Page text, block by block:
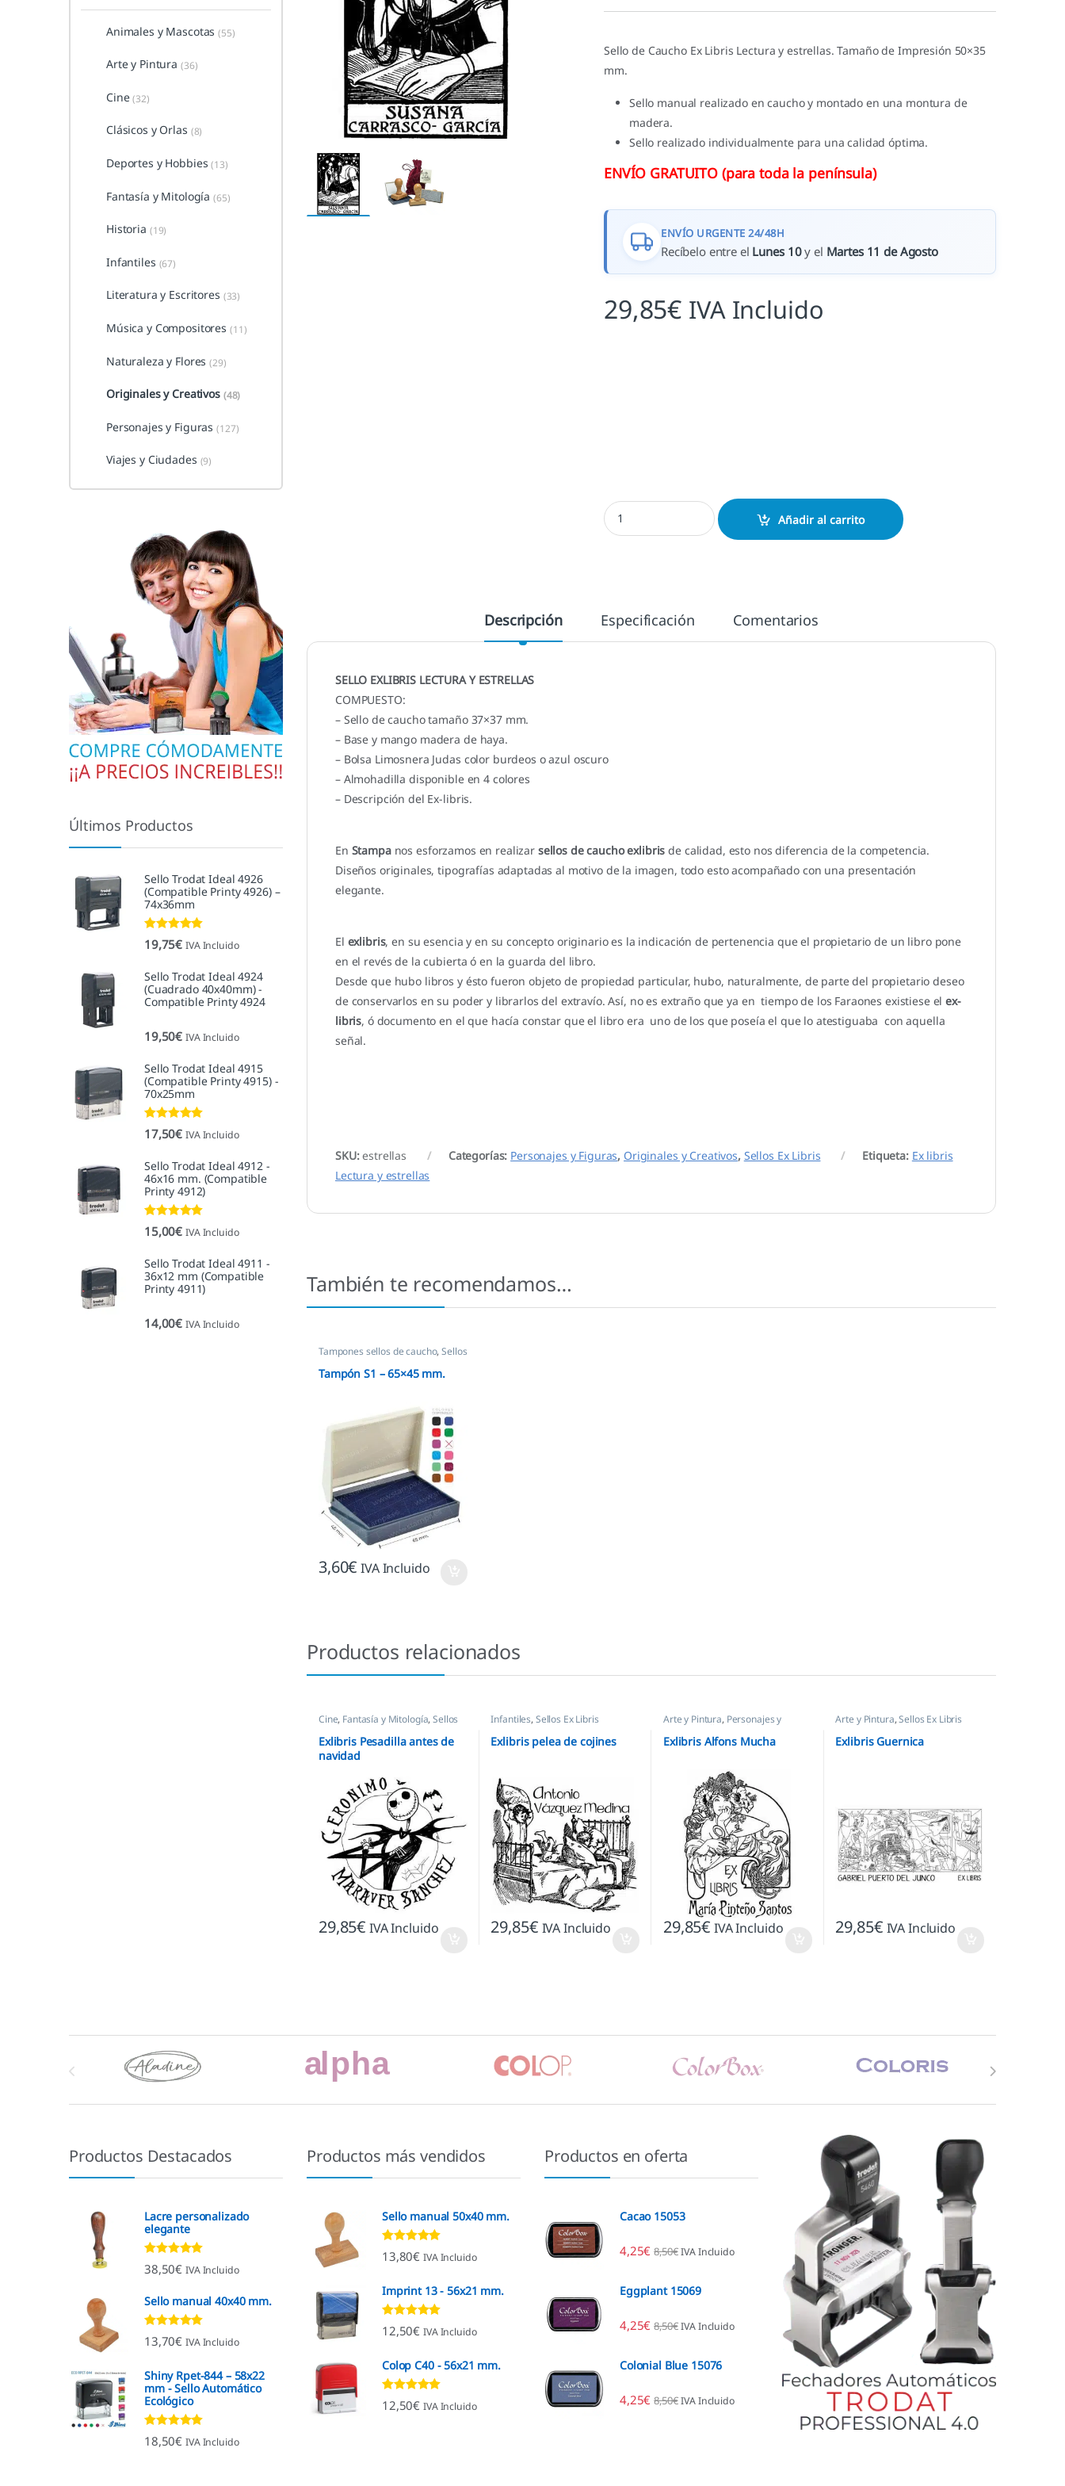
Sello de Caucho Ex Libris Lectura y estrellas. Tamaño de Impresión 50×35
mm.
Sello manual realizado en caucho y montado en una montura de
madera.
Sello realizado individualmente para una calidad óptima.
ENVÍO GRATUITO (para toda la península)
ENVÍO URGENTE 24/48H
Recíbelo entre el Lunes 10y el Martes 11 de Agosto
29,85€ IVA Incluido
Exlibris Lectura y estrellas cantidad
Añadir al carrito
Descripción Especificación Comentarios
SELLO EXLIBRIS LECTURA Y ESTRELLAS
COMPUESTO:
– Sello de caucho tamaño 37×37 mm.
– Base y mango madera de haya.
– Bolsa Limosnera Judas color burdeos o azul oscuro
– Almohadilla disponible en 4 colores
– Descripción del Ex-libris.
En Stampanos esforzamos en realizar sellos de caucho exlibris de calidad, esto nos diferencia de la competencia.
Diseños originales, tipografías adaptadas al motivo de la imagen, todo esto acompañado con una presentación
elegante.
El exlibris, en su esencia y en su concepto originario es la indicación de pertenencia que el propietario de un libro pone
en el revés de la cubierta ó en la guarda del libro.
Desde que hubo libros y ésto fueron objeto de propiedad particular, hubo, naturalmente, de parte del propietario deseo
de conservarlos en su poder y librarlos del extravío. Así, no es extraño que ya en tiempo de los Faraones existiese elex-
libris, ó documento en el que hacía constar que el libro era uno de los que poseía el que lo atestiguaba con aquella
señal.
SKU:estrellas Categorías: Personajes y Figuras, Originales y Creativos, Sellos Ex Libris Etiqueta: Ex libris
Lectura y estrellas
También te recomendamos…
Tampones sellos de caucho,Sellos
empresas
Tampón S1 – 65×45 mm.
3,60€ IVA Incluido
Productos relacionados
Cine, Fantasía y Mitología,Sellos
Ex Libris
Exlibris Pesadilla antes de
navidad
29,85€ IVA Incluido
Infantiles, Sellos Ex Libris
Exlibris pelea de cojines
29,85€ IVA Incluido
Arte y Pintura, Personajes y
Figuras Sellos Ex Libris
Exlibris Alfons Mucha
29,85€ IVA Incluido
Arte y Pintura,Sellos Ex Libris
Exlibris Guernica
29,85€ IVA Incluido
Animales y Mascotas (55)
Arte y Pintura (36)
Cine (32)
Clásicos y Orlas (8)
Deportes y Hobbies (13)
Fantasía y Mitología (65)
Historia (19)
Infantiles (67)
Literatura y Escritores (33)
Música y Compositores (11)
Naturaleza y Flores (29)
Originales y Creativos (48)
Personajes y Figuras (127)
Viajes y Ciudades (9)
Últimos Productos
Sello Trodat Ideal 4926
(Compatible Printy 4926) –
74x36mm
Valorado con
5.00de 5
19,75€ IVA Incluido
Sello Trodat Ideal 4924
(Cuadrado 40x40mm) -
Compatible Printy 4924
19,50€ IVA Incluido
Sello Trodat Ideal 4915
(Compatible Printy 4915) -
70x25mm
Valorado con
5.00de 5
17,50€ IVA Incluido
Sello Trodat Ideal 4912 -
46x16 mm. (Compatible
Printy 4912)
Valorado con
5.00de 5
15,00€ IVA Incluido
Sello Trodat Ideal 4911 -
36x12 mm (Compatible
Printy 4911)
14,00€ IVA Incluido
Marcas De Carrusel
Productos Destacados
Lacre personalizado
elegante
Valorado con
4.92de 5
38,50€ IVA Incluido
Sello manual 40x40 mm.
Valorado con
4.96de 5
13,70€ IVA Incluido
Shiny Rpet-844 – 58x22
mm - Sello Automático
Ecológico
Valorado con
4.96de 5
18,50€ IVA Incluido
Productos más vendidos
Sello manual 50x40 mm.
Valorado con
4.80de 5
13,80€ IVA Incluido
Imprint 13 - 56x21 mm.
Valorado con
4.96de 5
12,50€ IVA Incluido
Colop C40 - 56x21 mm.
Valorado con
4.89de 5
12,50€ IVA Incluido
Productos en oferta
Cacao 15053
4,25€ 8,50€ IVA Incluido
Eggplant 15069
4,25€ 8,50€ IVA Incluido
Colonial Blue 15076
4,25€ 8,50€ IVA Incluido